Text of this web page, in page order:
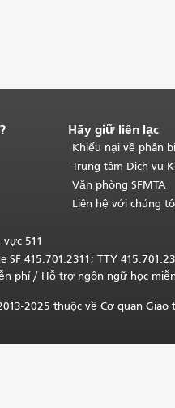
511
Hãy giữ liên lạc
Khiếu nại về phân
Trung tâm Dịch vụ
Văn phòng SFMTA
Liên hệ với chúng
SF 415.701.2311; TTY
phí/ Hỗ trợ ngôn ngữ học
2025 thuộc về Cơ quan